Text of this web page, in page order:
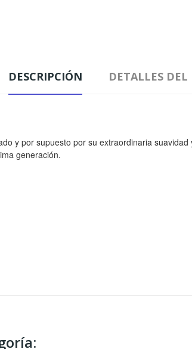
DESCRIPCIÓN DETALLES DEL
y por supuesto por su extraordinaria
generación.